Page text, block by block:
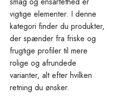
vigtige elementer. I denne
kategori finder du produkter,
der spænder fra friske og
frugtige profiler til mere
rolige og afrundede
varianter, alt efter hvilken
retning du ønsker.